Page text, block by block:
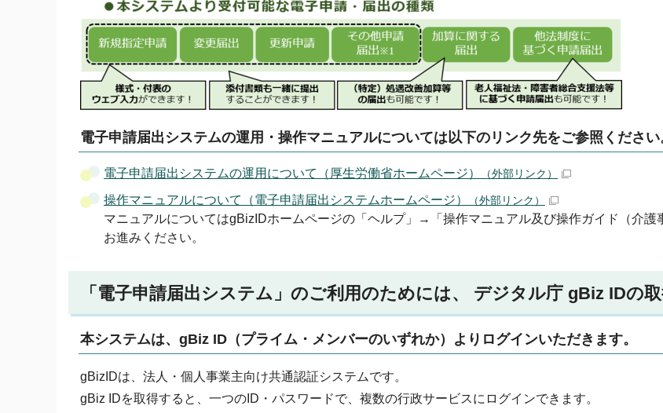
電子申請届出システムの運用・操作マニュアルについては以下のリンク先をご参照ください
電子申請届出システムの運用について（厚生労働省ホームページ） （外部リンク）
操作マニュアルについて（電子申請届出システムホームページ） （外部リンク）
マニュアルについてはgBizIDホームページの「ヘルプ」→「操作マニュアル及び操作ガイド（介護
お進みください。
「電子申請届出システム」のご利用のためには、 デジタル庁 gBiz IDの取
本システムは、gBiz ID（プライム・メンバーのいずれか）よりログインいただきます。
gBizIDは、法人・個人事業主向け共通認証システムです。
gBiz IDを取得すると、一つのID・パスワードで、複数の行政サービスにログインできます。